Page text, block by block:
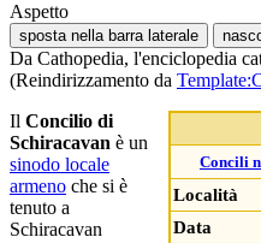
Aspetto
sposta nella barra laterale
Da Cathopedia, l'enciclopedia
(Reindirizzamento da
Concili
Località
Data
Il Concilio di
Schiracavan è un
sinodo locale
armeno che si è
tenuto a
Schiracavan